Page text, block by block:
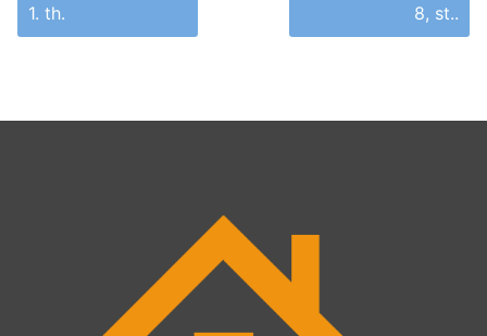
1. th.
8, st..